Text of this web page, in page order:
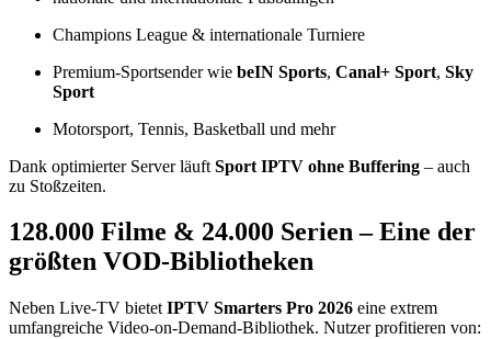
Champions League & internationale Turniere
Premium-Sportsender wie beIN Sports, Canal+ Sport, Sky
Sport
Motorsport, Tennis, Basketball und mehr
Dank optimierter Server läuft Sport IPTV ohne Buffering – auch
zu Stoßzeiten.
128.000 Filme & 24.000 Serien – Eine der
größten VOD-Bibliotheken
Neben Live-TV bietet IPTV Smarters Pro 2026 eine extrem
umfangreiche Video-on-Demand-Bibliothek. Nutzer profitieren von: